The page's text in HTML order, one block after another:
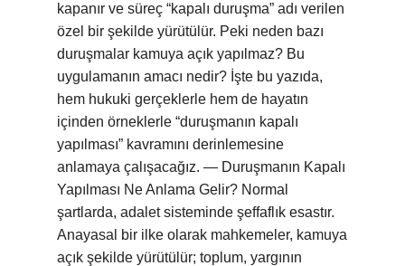
kapanır ve süreç “kapalı duruşma” adı verilen
özel bir şekilde yürütülür. Peki neden bazı
duruşmalar kamuya açık yapılmaz? Bu
uygulamanın amacı nedir? İşte bu yazıda,
hem hukuki gerçeklerle hem de hayatın
içinden örneklerle “duruşmanın kapalı
yapılması” kavramını derinlemesine
anlamaya çalışacağız. — Duruşmanın Kapalı
Yapılması Ne Anlama Gelir? Normal
şartlarda, adalet sisteminde şeffaflık esastır.
Anayasal bir ilke olarak mahkemeler, kamuya
açık şekilde yürütülür; toplum, yargının